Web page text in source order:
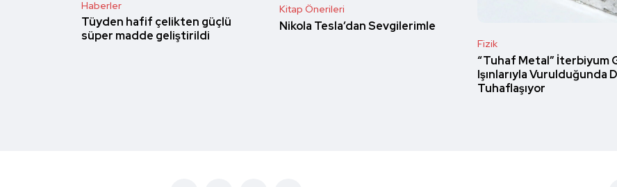
Haberler
Tüyden hafif çelikten güçlü
süper madde geliştirildi
Kitap Önerileri
Nikola Tesla’dan Sevgilerimle
Fizik
“Tuhaf Metal” İterbiyum
Işınlarıyla Vurulduğunda
Tuhaflaşıyor